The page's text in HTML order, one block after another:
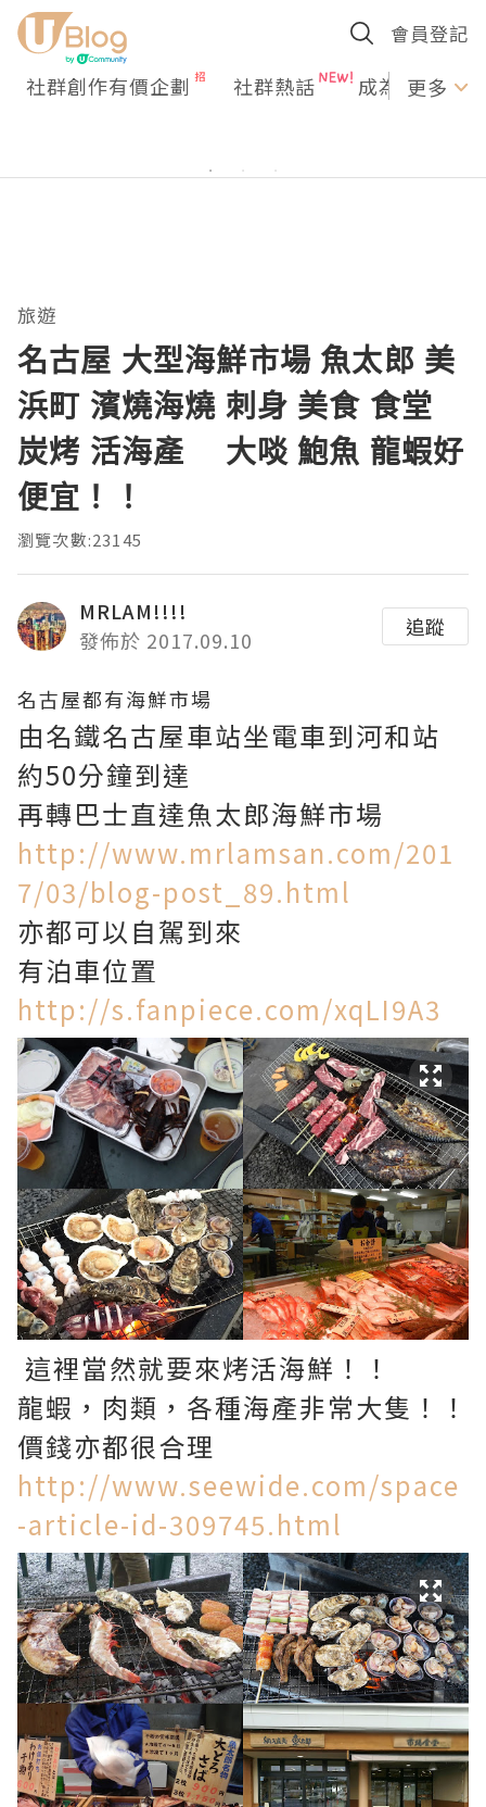
會員登記
社群創作有價企劃 社群熱話 成為U更多
旅遊
名古屋 大型海鮮市場 魚太郎 美
浜町 濱燒海燒 刺身 美食 食堂
炭烤 活海產 大啖 鮑魚 龍蝦好
便宜！！
瀏覽次數:23145
MRLAM!!!!
發佈於 2017.09.10
追蹤
名古屋都有海鮮市場
由名鐵名古屋車站坐電車到河和站
約50分鐘到達
再轉巴士直達魚太郎海鮮市場
http://www.mrlamsan.com/201
7/03/blog-post_89.html
亦都可以自駕到來
有泊車位置
http://s.fanpiece.com/xqLI9A3
這裡當然就要來烤活海鮮！！
龍蝦，肉類，各種海產非常大隻！！
價錢亦都很合理
http://www.seewide.com/space
-article-id-309745.html